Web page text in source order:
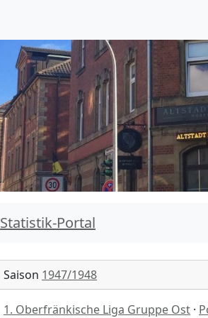
Statistik-Portal
Saison 1947/1948
1. Oberfränkische Liga Gruppe Ost ·